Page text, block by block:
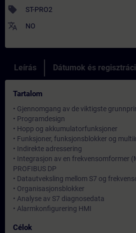
sell ST-PRO2
translate NO
Leírás Dátumok és
Tartalom
• Gjennomgang av de viktigste
• Programdesign
• Hopp og akkumulatorfunksjoner
• Funksjoner, funksjonsblokker og
• Indirekte adressering
• Integrasjon av en frekvensomformer
PROFIBUS DP
• Datautveksling mellom S7 og
• Organisasjonsblokker
• Analyse av S7 diagnosedata
• Alarmkonfigurering HMI
Célok